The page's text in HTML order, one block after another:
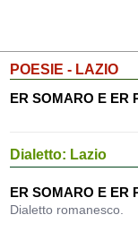
POESIE - LAZIO
ER SOMARO E ER
Dialetto: Lazio
ER SOMARO E ER
Dialetto romanesco.